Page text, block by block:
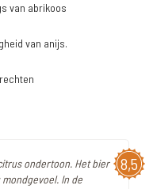
van abrikoos
van anijs.
8,5
ondertoon. Het bier
In de